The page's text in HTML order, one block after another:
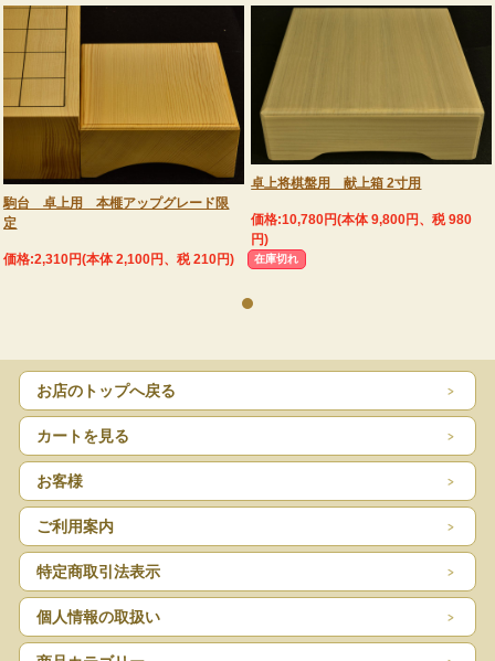
駒台 卓上用 本榧アップグレード限
定
価格:2,310円(本体 2,100円、税 210円)
卓上将棋盤用 献上箱 2寸用
価格:10,780円(本体 9,800円、税 980
円)
在庫切れ
お店のトップへ戻る
カートを見る
お客様
ご利用案内
特定商取引法表示
個人情報の取扱い